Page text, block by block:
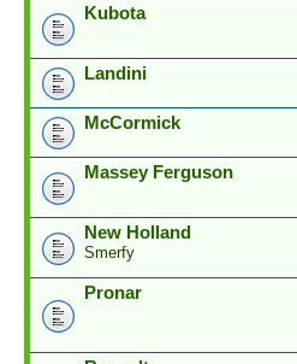
Kubota
Landini
McCormick
Massey Ferguson
New Holland
Smerfy
Pronar